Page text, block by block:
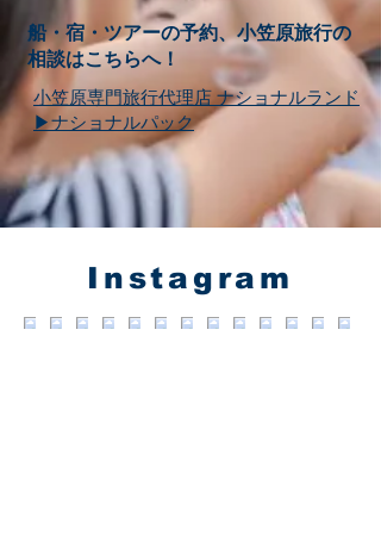
​船・宿・ツアーの予約、小笠原旅行の
相談はこちらへ！
​小笠原専門旅行代理店 ナショナルランド
▶︎ナショナルパック
Instagram